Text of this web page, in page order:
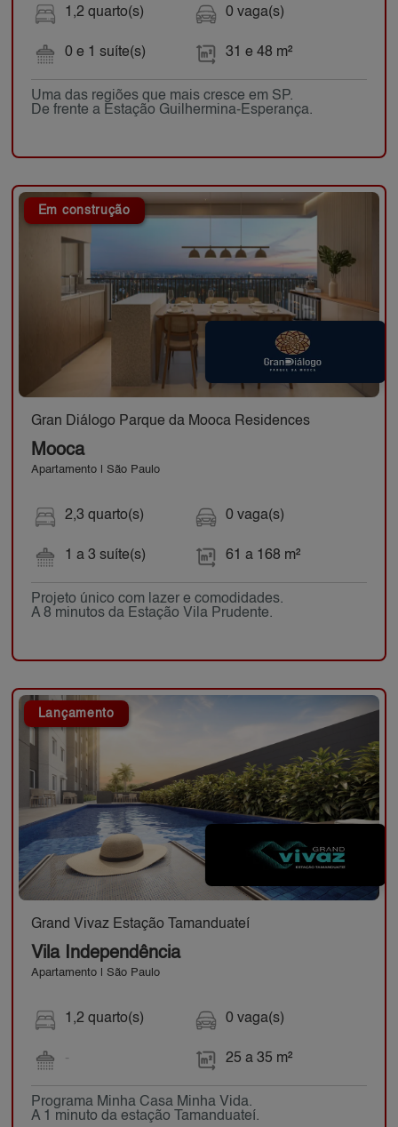
1,2 quarto(s)
0 e 1 suíte(s)
0 vaga(s)
31 e 48 m²
Uma das regiões que mais cresce em SP.
De frente a Estação Guilhermina-Esperança.
Em construção
Gran Diálogo Parque da Mooca Residences
Mooca
Apartamento | São Paulo
2,3 quarto(s)
1 a 3 suíte(s)
0 vaga(s)
61 a 168 m²
Projeto único com lazer e comodidades.
A 8 minutos da Estação Vila Prudente.
Lançamento
Grand Vivaz Estação Tamanduateí
Vila Independência
Apartamento | São Paulo
1,2 quarto(s)
-
0 vaga(s)
25 a 35 m²
Programa Minha Casa Minha Vida.
A 1 minuto da estação Tamanduateí.